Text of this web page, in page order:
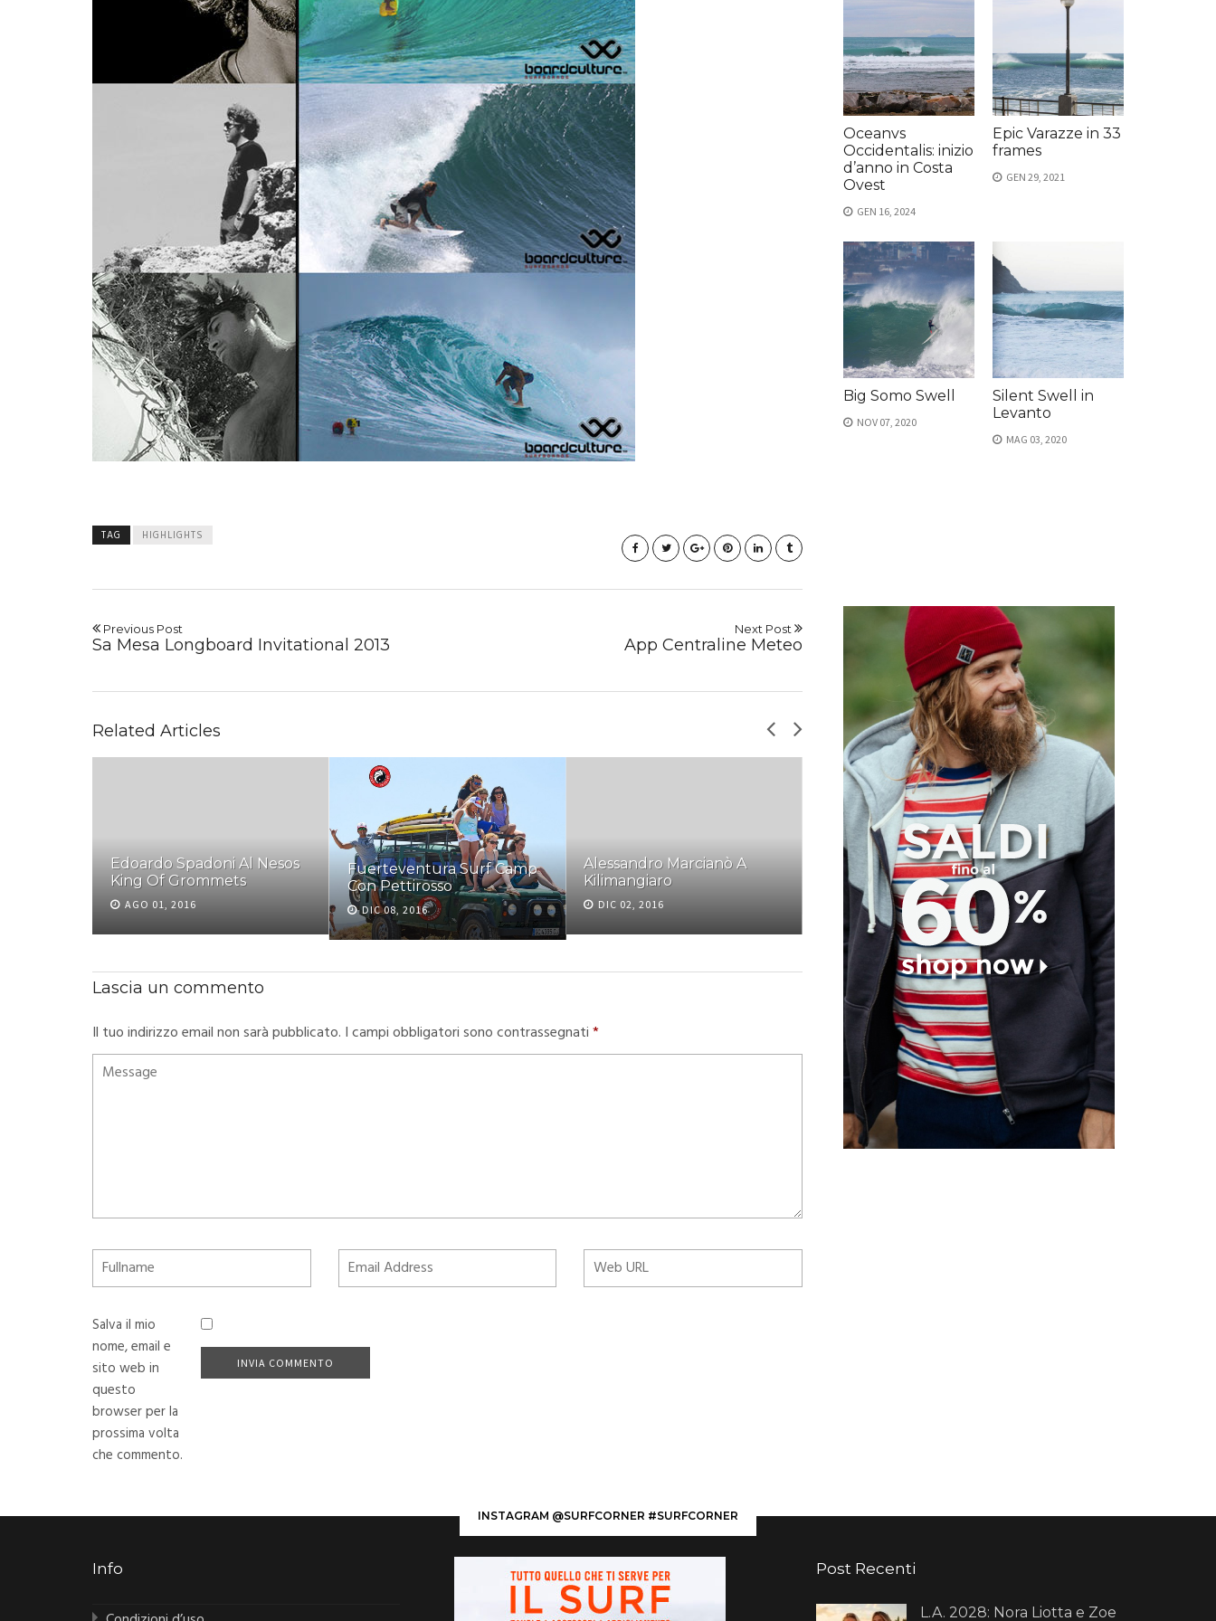
TAG HIGHLIGHTS
Previous Post
Sa Mesa Longboard Invitational 2013
Next Post
App Centraline Meteo
Related Articles
Edoardo Spadoni Al Nesos
King Of Grommets
AGO 01, 2016
Fuerteventura Surf Camp
Con Pettirosso
DIC 08, 2016
Alessandro Marcianò A
Kilimangiaro
DIC 02, 2016
Snook Surfcamp & Yoga
Algarve
SET 04, 2016
Garage Open: Torna Il
Semaforo Rosso
AGO 28, 2016
Lascia un commento
Il tuo indirizzo email non sarà pubblicato. I campi obbligatori sono contrassegnati*
Salva il mio
nome, email e
sito web in
questo
browser per la
prossima volta
che commento.
Oceanvs
Occidentalis: inizio
d’anno in Costa
Ovest
GEN 16, 2024
Epic Varazze in 33
frames
GEN 29, 2021
Big Somo Swell
NOV 07, 2020
Silent Swell in
Levanto
MAG 03, 2020
INSTAGRAM @SURFCORNER #SURFCORNER
Info Post Recenti
L.A. 2028: Nora Liotta e Zoe